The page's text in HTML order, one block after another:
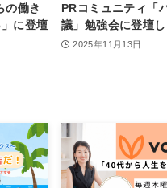
の働き
に登壇
PRコミュニティ「
議」勉強会に登壇
2025年11月13日